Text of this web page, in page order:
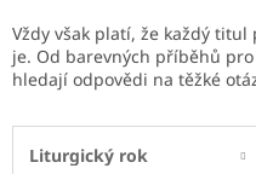
Vždy však platí, že každý
je. Od barevných příběhů
hledají odpovědi na těžké
Liturgický rok